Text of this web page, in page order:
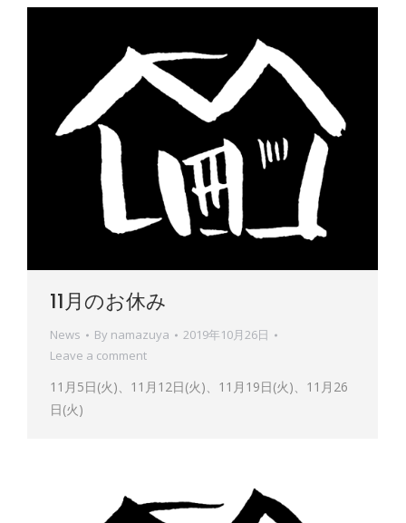
11月のお休み
News By namazuya
2019年10月26日
Leave a comment
11月5日(火)、11月12日(火)、11月19日(火)、11月26
日(火)